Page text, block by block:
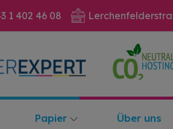
1 402 46 08
Papier Über uns